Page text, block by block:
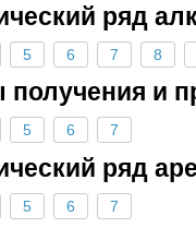
ряд
5 6 7 8
получения и
5 6 7
ряд
5 6 7